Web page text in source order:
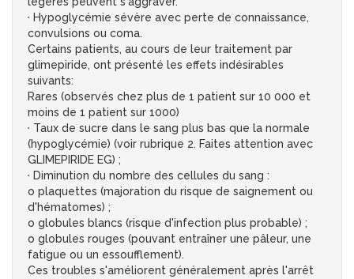
· Hypoglycémie sévère avec perte de connaissance,
convulsions ou coma.
Certains patients, au cours de leur traitement par
glimepiride, ont présenté les effets indésirables
suivants:
Rares (observés chez plus de 1 patient sur 10 000 et
moins de 1 patient sur 1000)
· Taux de sucre dans le sang plus bas que la normale
(hypoglycémie) (voir rubrique 2. Faites attention avec
GLIMEPIRIDE EG) ;
· Diminution du nombre des cellules du sang :
o plaquettes (majoration du risque de saignement ou
d'hématomes) ;
o globules blancs (risque d'infection plus probable) ;
o globules rouges (pouvant entraîner une pâleur, une
fatigue ou un essoufflement).
Ces troubles s'améliorent généralement après l'arrêt